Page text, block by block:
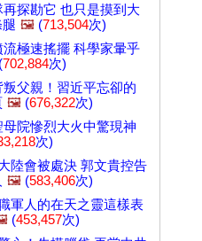
再探勘它 也只是摸到大
🖼️ (713,504次)
流極速搖擺 科學家暈乎
(702,884次)
叛父親！習近平忘卻的
🖼️ (676,322次)
母院慘烈大火中驚現神
次)
陸會被處決 郭文貴控告
🖼️ (583,406次)
軍人的在天之靈這樣表
(453,457次)